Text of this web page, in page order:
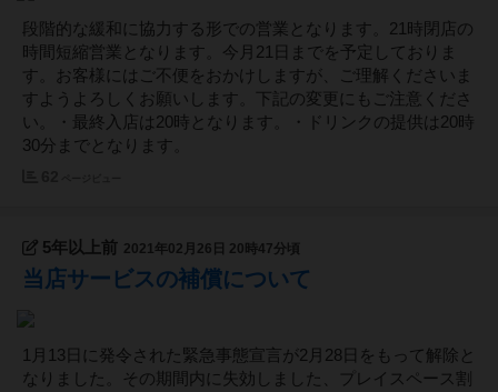
段階的な緩和に協力する形での営業となります。21時閉店の
時間短縮営業となります。今月21日までを予定しておりま
す。お客様にはご不便をおかけしますが、ご理解くださいま
すようよろしくお願いします。下記の変更にもご注意くださ
い。・最終入店は20時となります。・ドリンクの提供は20時
30分までとなります。
5年以上前 2021年02月26日 20時47分頃
当店サービスの補償について
1月13日に発令された緊急事態宣言が2月28日をもって解除と
なりました。その期間内に失効しました、プレイスペース割